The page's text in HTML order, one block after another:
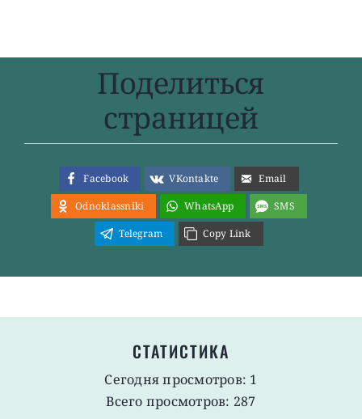
Поделиться
страницей
Facebook VKontakte
Email
Odnoklassniki
WhatsApp
SMS
Telegram
Copy Link
СТАТИСТИКА
Сегодня просмотров: 1
Всего просмотров: 287